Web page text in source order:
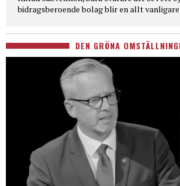
bidragsberoende bolag blir en allt
DEN GRÖNA